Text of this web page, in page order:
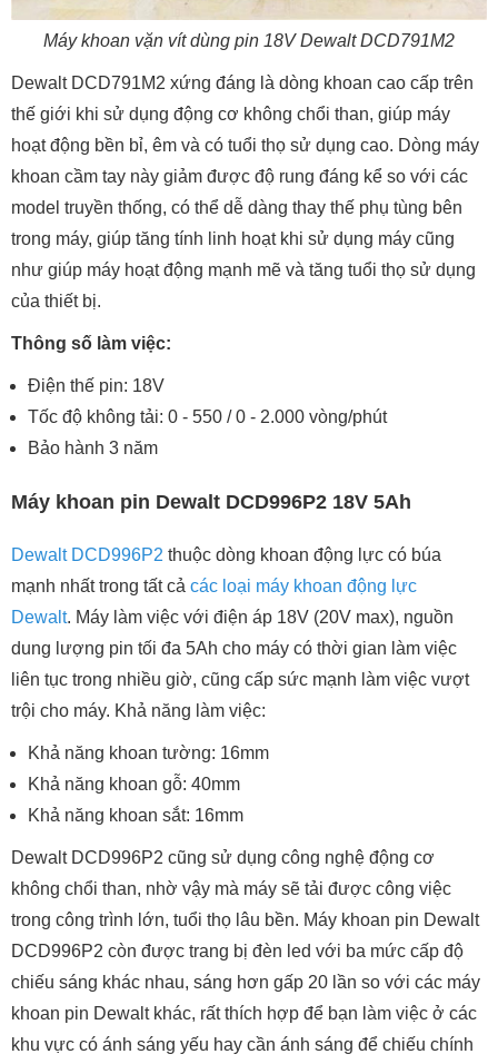
Máy khoan vặn vít dùng pin 18V Dewalt DCD791M2
Dewalt DCD791M2 xứng đáng là dòng khoan cao cấp trên
thế giới khi sử dụng động cơ không chổi than, giúp máy
hoạt động bền bỉ, êm và có tuổi thọ sử dụng cao. Dòng máy
khoan cầm tay này giảm được độ rung đáng kể so với các
model truyền thống, có thể dễ dàng thay thế phụ tùng bên
trong máy, giúp tăng tính linh hoạt khi sử dụng máy cũng
như giúp máy hoạt động mạnh mẽ và tăng tuổi thọ sử dụng
của thiết bị.
Thông số làm việc:
Điện thế pin: 18V
Tốc độ không tải: 0 - 550 / 0 - 2.000 vòng/phút
Bảo hành 3 năm
Máy khoan pin Dewalt DCD996P2 18V 5Ah
Dewalt DCD996P2 thuộc dòng khoan động lực có búa
mạnh nhất trong tất cả các loại máy khoan động lực
Dewalt. Máy làm việc với điện áp 18V (20V max), nguồn
dung lượng pin tối đa 5Ah cho máy có thời gian làm việc
liên tục trong nhiều giờ, cũng cấp sức mạnh làm việc vượt
trội cho máy. Khả năng làm việc:
Khả năng khoan tường: 16mm
Khả năng khoan gỗ: 40mm
Khả năng khoan sắt: 16mm
Dewalt DCD996P2 cũng sử dụng công nghệ động cơ
không chổi than, nhờ vậy mà máy sẽ tải được công việc
trong công trình lớn, tuổi thọ lâu bền. Máy khoan pin Dewalt
DCD996P2 còn được trang bị đèn led với ba mức cấp độ
chiếu sáng khác nhau, sáng hơn gấp 20 lần so với các máy
khoan pin Dewalt khác, rất thích hợp để bạn làm việc ở các
khu vực có ánh sáng yếu hay cần ánh sáng để chiếu chính